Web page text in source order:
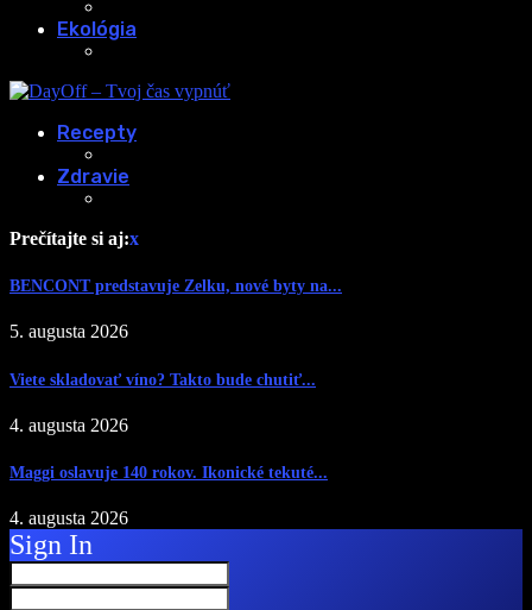
Ekológia
Recepty
Zdravie
Prečítajte si aj:x
BENCONT predstavuje Zelku, nové byty na...
5. augusta 2026
Viete skladovať víno? Takto bude chutiť...
4. augusta 2026
Maggi oslavuje 140 rokov. Ikonické tekuté...
4. augusta 2026
Sign In